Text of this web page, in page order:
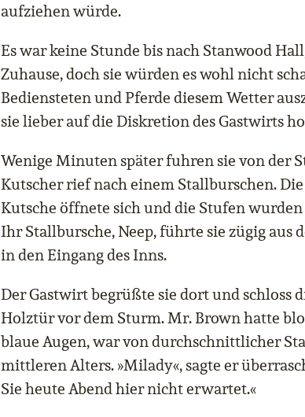
aufziehen würde.
Es war keine Stunde bis nach Stanwood
Zuhause, doch sie würden es wohl nicht
Bediensteten und Pferde diesem Wetter
sie lieber auf die Diskretion des Gastwirts
Wenige Minuten später fuhren sie von der
Kutscher rief nach einem Stallburschen.
Kutsche öffnete sich und die Stufen wurden
Ihr Stallbursche, Neep, führte sie zügig aus
in den Eingang des Inns.
Der Gastwirt begrüßte sie dort und schloss
Holztür vor dem Sturm. Mr. Brown hatte
blaue Augen, war von durchschnittlicher
mittleren Alters. »Milady«, sagte er
Sie heute Abend hier nicht erwartet.«